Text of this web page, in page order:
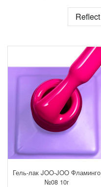
Reflect
Гель-лак JOO-JOO Фламинго
№08 10г